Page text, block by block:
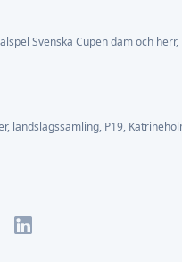
Svenska Cupen dam och herr,
landslagssamling, P19,
LinkedIn